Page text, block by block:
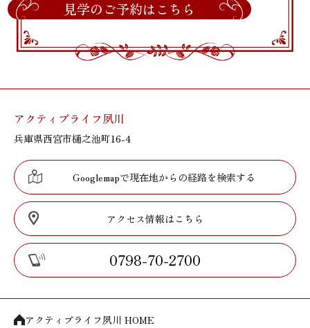
見学のご予約はこちら
アクティブライフ夙川
兵庫県西宮市樋之池町16-4
Googlemapで現在地からの経路を検索する
アクセス情報はこちら
0798-70-2700
アクティブライフ夙川 HOME